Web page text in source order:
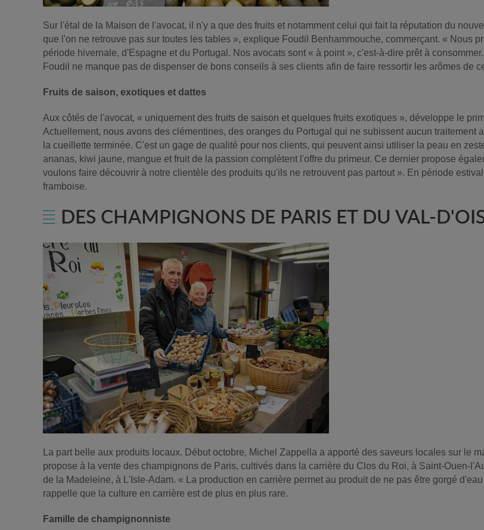
Sur l'étal de la Maison de l'avocat, il n'y a que des fruits et notamment celui qui fait la réputation du
que l'on ne retrouve pas sur toutes les tables », explique Foudil Benhammouche, commerçant. « Nous
période hivernale, d'Espagne et du Portugal. Nos avocats sont « à point », c'est-à-dire prêt à
Foudil ne manque pas de dispenser de bons conseils à ses clients afin de faire ressortir les arômes de
Fruits de saison, exotiques et dattes
Aux côtés de l'avocat, « uniquement des fruits de saison et quelques fruits exotiques », développe le
Actuellement, nous avons des clémentines, des oranges du Portugal qui ne subissent aucun
la cueillette terminée. C'est un gage de qualité pour nos clients, qui peuvent ainsi utiliser la peau en
ananas, kiwi jaune, mangue et fruit de la passion complètent l'offre du primeur. Ce dernier propose
voulons faire découvrir à notre clientèle des produits qu'ils ne retrouvent pas partout ». En période
framboise.
DES CHAMPIGNONS DE PARIS ET DU VAL-
La part belle aux produits locaux. Début octobre, Michel Zappella a apporté des saveurs locales sur le
propose à la vente des champignons de Paris, cultivés dans la carrière du Clos du Roi, à Saint-Ouen-
de la Madeleine, à L'Isle-Adam. « La production en carrière permet au produit de ne pas être gorgé
rappelle que la culture en carrière est de plus en plus rare.
Famille de champignonniste